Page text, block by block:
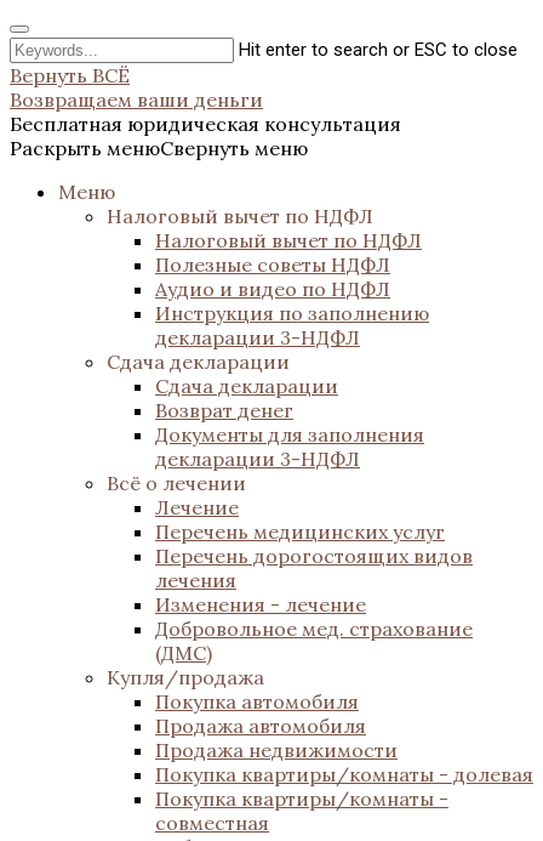
Hit enter to search or ESC to close
Вернуть ВСЁ
Возвращаем ваши деньги
Бесплатная юридическая консультация
Раскрыть менюСвернуть меню
Меню
Налоговый вычет по НДФЛ
Налоговый вычет по НДФЛ
Полезные советы НДФЛ
Аудио и видео по НДФЛ
Инструкция по заполнению
декларации 3-НДФЛ
Сдача декларации
Сдача декларации
Возврат денег
Документы для заполнения
декларации 3-НДФЛ
Всё о лечении
Лечение
Перечень медицинских услуг
Перечень дорогостоящих видов
лечения
Изменения - лечение
Добровольное мед. страхование
(ДМС)
Купля/продажа
Покупка автомобиля
Продажа автомобиля
Продажа недвижимости
Покупка квартиры/комнаты - долевая
Покупка квартиры/комнаты -
совместная